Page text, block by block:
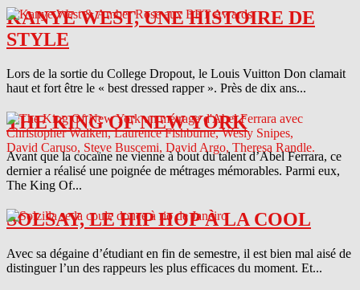
KANYE WEST, UNE HISTOIRE DE
STYLE
Lors de la sortie du College Dropout, le Louis Vuitton Don clamait
haut et fort être le « best dressed rapper ». Près de dix ans...
THE KING OF NEW YORK
Avant que la cocaïne ne vienne à bout du talent d’Abel Ferrara, ce
dernier a réalisé une poignée de métrages mémorables. Parmi eux,
The King Of...
SOLSAY, LE HIP HOP À LA COOL
Avec sa dégaine d’étudiant en fin de semestre, il est bien mal aisé de
distinguer l’un des rappeurs les plus efficaces du moment. Et...